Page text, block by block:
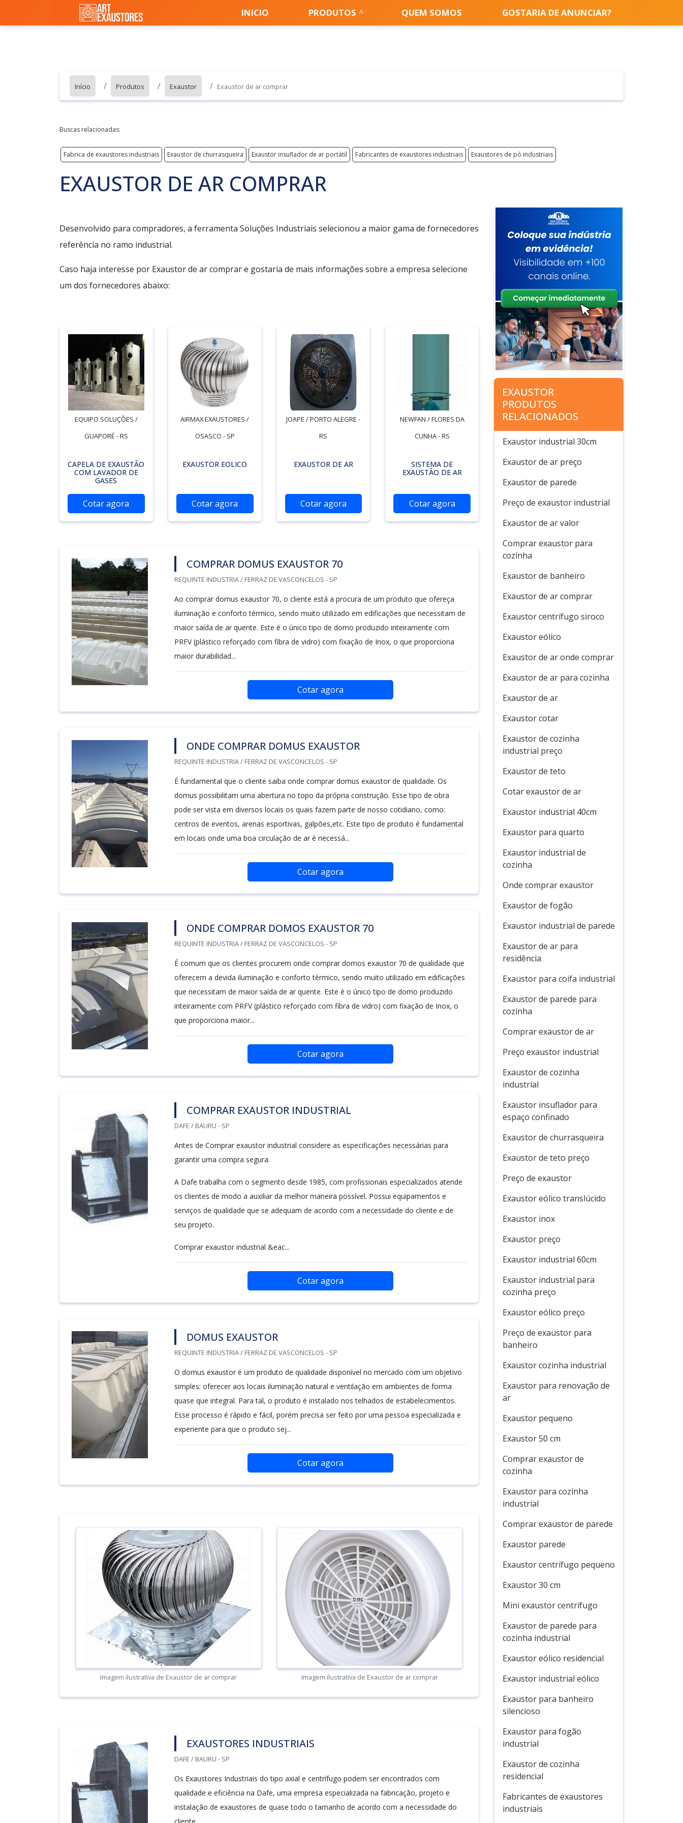
INICIO PRODUTOS QUEM SOMOS GOSTARIA DE ANUNCIAR?
Início Produtos Exaustor Exaustor de ar comprar
Buscas relacionadas:
Fabrica de exaustores industriais Exaustor de churrasqueira Exaustor insuflador de ar portátil Fabricantes de exaustores industriais Exaustores de pó industriais
EXAUSTOR DE AR COMPRAR
Desenvolvido para compradores, a ferramenta Soluções Industriais selecionou a maior gama de fornecedores
referência no ramo industrial.
Caso haja interesse por Exaustor de ar comprar e gostaria de mais informações sobre a empresa selecione
um dos fornecedores abaixo:
EQUIPO SOLUÇÕES /
GUAPORÉ - RS
CAPELA DE EXAUSTÃO
COM LAVADOR DE
GASES
Cotar agora
AIRMAX EXAUSTORES /
OSASCO - SP
EXAUSTOR EOLICO
Cotar agora
JOAPE / PORTO ALEGRE -
RS
EXAUSTOR DE AR
Cotar agora
NEWFAN / FLORES DA
CUNHA - RS
SISTEMA DE
EXAUSTÃO DE AR
Cotar agora
COMPRAR DOMUS EXAUSTOR 70
REQUINTE INDUSTRIA / FERRAZ DE VASCONCELOS - SP
Ao comprar domus exaustor 70, o cliente está a procura de um produto que ofereça
iluminação e conforto térmico, sendo muito utilizado em edificações que necessitam de
maior saída de ar quente. Este é o único tipo de domo produzido inteiramente com
PRFV (plástico reforçado com fibra de vidro) com fixação de Inox, o que proporciona
maior durabilidad...
Cotar agora
ONDE COMPRAR DOMUS EXAUSTOR
REQUINTE INDUSTRIA / FERRAZ DE VASCONCELOS - SP
É fundamental que o cliente saiba onde comprar domus exaustor de qualidade. Os
domus possibilitam uma abertura no topo da própria construção. Esse tipo de obra
pode ser vista em diversos locais os quais fazem parte de nosso cotidiano, como:
centros de eventos, arenas esportivas, galpões,etc. Este tipo de produto é fundamental
em locais onde uma boa circulação de ar é necessá...
Cotar agora
ONDE COMPRAR DOMOS EXAUSTOR 70
REQUINTE INDUSTRIA / FERRAZ DE VASCONCELOS - SP
É comum que os clientes procurem onde comprar domos exaustor 70 de qualidade que
oferecem a devida iluminação e conforto térmico, sendo muito utilizado em edificações
que necessitam de maior saída de ar quente. Este é o único tipo de domo produzido
inteiramente com PRFV (plástico reforçado com fibra de vidro) com fixação de Inox, o
que proporciona maior...
Cotar agora
COMPRAR EXAUSTOR INDUSTRIAL
DAFE / BAURU - SP
Antes de Comprar exaustor industrial considere as especificações necessárias para
garantir uma compra segura.
A Dafe trabalha com o segmento desde 1985, com profissionais especializados atende
os clientes de modo a auxiliar da melhor maneira possível. Possui equipamentos e
serviços de qualidade que se adequam de acordo com a necessidade do cliente e de
seu projeto.
Comprar exaustor industrial &eac...
Cotar agora
DOMUS EXAUSTOR
REQUINTE INDUSTRIA / FERRAZ DE VASCONCELOS - SP
O domus exaustor é um produto de qualidade disponível no mercado com um objetivo
simples: oferecer aos locais iluminação natural e ventilação em ambientes de forma
quase que integral. Para tal, o produto é instalado nos telhados de estabelecimentos.
Esse processo é rápido e fácil, porém precisa ser feito por uma pessoa especializada e
experiente para que o produto sej...
Cotar agora
Imagem ilustrativa de Exaustor de ar comprar Imagem ilustrativa de Exaustor de ar comprar
EXAUSTORES INDUSTRIAIS
DAFE / BAURU - SP
Os Exaustores Industriais do tipo axial e centrífugo podem ser encontrados com
qualidade e eficiência na Dafe, uma empresa especializada na fabricação, projeto e
instalação de exaustores de quase todo o tamanho de acordo com a necessidade do
cliente.
EXAUSTOR
PRODUTOS
RELACIONADOS
Exaustor industrial 30cm
Exaustor de ar preço
Exaustor de parede
Preço de exaustor industrial
Exaustor de ar valor
Comprar exaustor para
cozinha
Exaustor de banheiro
Exaustor de ar comprar
Exaustor centrífugo siroco
Exaustor eólico
Exaustor de ar onde comprar
Exaustor de ar para cozinha
Exaustor de ar
Exaustor cotar
Exaustor de cozinha
industrial preço
Exaustor de teto
Cotar exaustor de ar
Exaustor industrial 40cm
Exaustor para quarto
Exaustor industrial de
cozinha
Onde comprar exaustor
Exaustor de fogão
Exaustor industrial de parede
Exaustor de ar para
residência
Exaustor para coifa industrial
Exaustor de parede para
cozinha
Comprar exaustor de ar
Preço exaustor industrial
Exaustor de cozinha
industrial
Exaustor insuflador para
espaço confinado
Exaustor de churrasqueira
Exaustor de teto preço
Preço de exaustor
Exaustor eólico translúcido
Exaustor inox
Exaustor preço
Exaustor industrial 60cm
Exaustor industrial para
cozinha preço
Exaustor eólico preço
Preço de exaustor para
banheiro
Exaustor cozinha industrial
Exaustor para renovação de
ar
Exaustor pequeno
Exaustor 50 cm
Comprar exaustor de
cozinha
Exaustor para cozinha
industrial
Comprar exaustor de parede
Exaustor parede
Exaustor centrífugo pequeno
Exaustor 30 cm
Mini exaustor centrífugo
Exaustor de parede para
cozinha industrial
Exaustor eólico residencial
Exaustor industrial eólico
Exaustor para banheiro
silencioso
Exaustor para fogão
industrial
Exaustor de cozinha
residencial
Fabricantes de exaustores
industriais